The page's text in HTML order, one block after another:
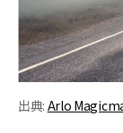
出典: Arlo